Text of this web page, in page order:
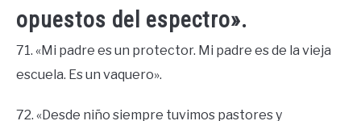
opuestos del espectro».
71. «Mi padre es un protector. Mi padre es de la vieja
escuela. Es un vaquero».
72. «Desde niño siempre tuvimos pastores y